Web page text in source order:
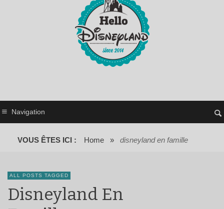
Navigation
VOUS ÊTES ICI : Home » disneyland en famille
ALL POSTS TAGGED
Disneyland En